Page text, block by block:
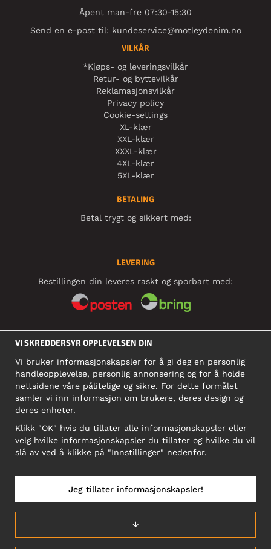
Åpent man-fre 07:30-15:30
Send en e-post til: kundeservice@motleydenim.no
VILKÅR
*Kjøps- og leveringsvilkår
Retur- og byttevilkår
Reklamasjonsvilkår
Privacy policy
Cookie-settings
XL-klær
XXL-klær
XXXL-klær
4XL-klær
5XL-klær
BETALING
Betal trygt og sikkert med:
LEVERING
Bestillingen din leveres raskt og sporbart med:
SOSIALE MEDIER
BEDRIFT
Motley Denim Norge AS
NB! Ikke bruk denne adressen til å sende produkter i retur!
NORGE/NORSK
VI SKREDDERSYR OPPLEVELSEN DIN
Vi bruker informasjonskapsler for å gi deg en personlig
handleopplevelse, personlig annonsering og for å holde
nettsidene våre pålitelige og sikre. For dette formålet
samler vi inn informasjon om brukere, deres design og
deres enheter.
Klikk "OK" hvis du tillater alle informasjonskapsler eller
velg hvilke informasjonskapsler du tillater og hvilke du vil
slå av ved å klikke på "Innstillinger" nedenfor.
↓
Jeg tillater informasjonskapsler!